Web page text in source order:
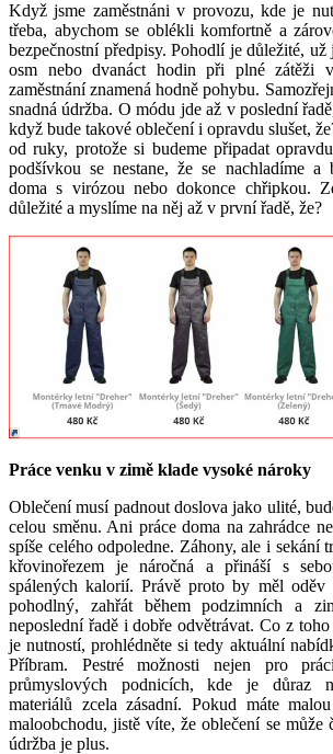
Když jsme zaměstnáni v provozu, kde je
třeba, abychom se oblékli komfortně a
bezpečnostní předpisy. Pohodlí je důležité,
osm nebo dvanáct hodin při plné zátěži
zaměstnání znamená hodně pohybu.
snadná údržba. O módu jde až v poslední
když bude takové oblečení i opravdu slušet,
od ruky, protože si budeme připadat
podšívkou se nestane, že se nachladíme a
doma s virózou nebo dokonce chřipkou.
důležité a myslíme na něj až v první řadě, že?
Práce venku v zimě klade vysoké nároky
Oblečení musí padnout doslova jako ulité,
celou směnu. Ani práce doma na zahrádce
spíše celého odpoledne. Záhony, ale i sekání
křovinořezem je náročná a přináší s
spálených kalorií. Právě proto by měl
pohodlný, zahřát během podzimních a
neposlední řadě i dobře odvětrávat. Co z
je nutností, prohlédněte si tedy aktuální
Příbram. Pestré možnosti nejen pro
průmyslových podnicích, kde je důraz
materiálů zcela zásadní. Pokud máte
maloobchodu, jistě víte, že oblečení se může
údržba je plus.